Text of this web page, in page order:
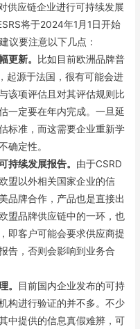
供应链企业进行可持续发展
将于2024年1月1日开始
议要注意以下几点：
更新。 比如目前欧洲品牌普
起源于法国，很有可能会进
该项评估且对其评估规则比
一定要在年内完成。一旦延
标准，而这需要企业重新学
确定性。
持续发展报告。 由于CSRD
盟以外相关国家企业的信
品牌合作，产品也是直接出
盟品牌供应链中的一环，也
即客户可能会要求供应商提
告，否则会影响到业务合
。
目前国内企业发布的可持
构进行验证的并不多。不少
中提供的信息真假难辨，可